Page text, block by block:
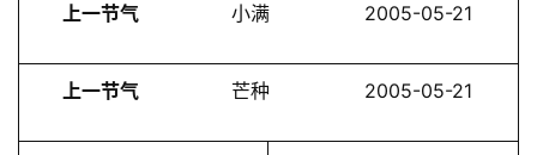
上一节气 小满 2005-05-21
上一节气 芒种 2005-05-21